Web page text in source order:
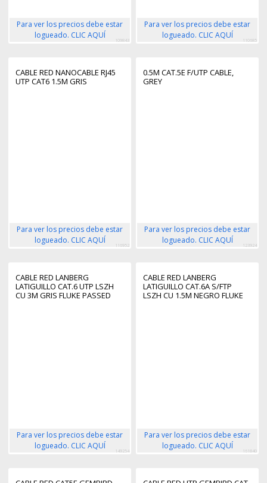
Para ver los precios debe estar
logueado. CLIC AQUÍ
109843
Para ver los precios debe estar
logueado. CLIC AQUÍ
110685
CABLE RED NANOCABLE RJ45
UTP CAT6 1.5M GRIS
Para ver los precios debe estar
logueado. CLIC AQUÍ
116952
0.5M CAT.5E F/UTP CABLE,
GREY
Para ver los precios debe estar
logueado. CLIC AQUÍ
123924
CABLE RED LANBERG
LATIGUILLO CAT.6 UTP LSZH
CU 3M GRIS FLUKE PASSED
Para ver los precios debe estar
logueado. CLIC AQUÍ
149254
CABLE RED LANBERG
LATIGUILLO CAT.6A S/FTP
LSZH CU 1.5M NEGRO FLUKE
Para ver los precios debe estar
logueado. CLIC AQUÍ
161840